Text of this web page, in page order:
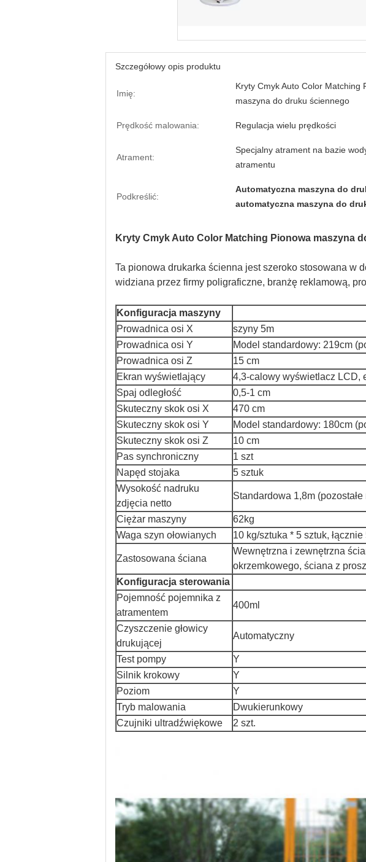
Szczegółowy opis produktu
Imię:
Kryty Cmyk Auto Color Matching
maszyna do druku ściennego
Prędkość malowania: Regulacja wielu prędkości
Atrament:
Specjalny atrament na bazie
atramentu
Podkreślić:
Automatyczna maszyna do
automatyczna maszyna do
Kryty Cmyk Auto Color Matching Pionowa maszyna
Ta pionowa drukarka ścienna jest szeroko stosowana w
widziana przez firmy poligraficzne, branżę reklamową,
Konfiguracja maszyny
Prowadnica osi X
szyny 5m
Prowadnica osi Y
Model standardowy: 219cm
Prowadnica osi Z
15 cm
Ekran wyświetlający
4,3-calowy wyświetlacz LCD,
Spaj odległość
0,5-1 cm
Skuteczny skok osi X
470 cm
Skuteczny skok osi Y
Model standardowy: 180cm
Skuteczny skok osi Z
10 cm
Pas synchroniczny
1 szt
Napęd stojaka
5 sztuk
Wysokość nadruku
zdjęcia netto
Standardowa 1,8m
Ciężar maszyny
62kg
Waga szyn ołowianych
10 kg/sztuka * 5 sztuk, łącznie
Zastosowana ściana
Wewnętrzna i zewnętrzna
okrzemkowego, ściana z
Konfiguracja sterowania
Pojemność pojemnika z
atramentem
400ml
Czyszczenie głowicy
drukującej
Automatyczny
Test pompy
Y
Silnik krokowy
Y
Poziom
Y
Tryb malowania
Dwukierunkowy
Czujniki ultradźwiękowe
2 szt.